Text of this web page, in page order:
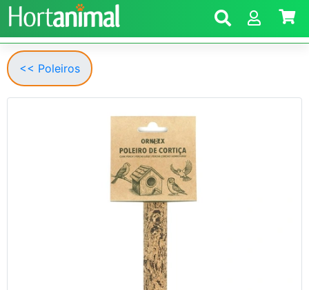
<< Poleiros